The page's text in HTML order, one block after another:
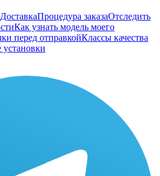
ДоставкаПроцедура заказаОтследить
Как узнать модель моего
перед отправкойКлассы качества